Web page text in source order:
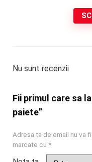
Nu sunt recenzii
Fii primul care sa
paiete”
Adresa ta de email nu va
marcate cu *